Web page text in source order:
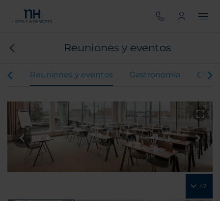
Reuniones y eventos
Reuniones y eventos Gastronomía
42